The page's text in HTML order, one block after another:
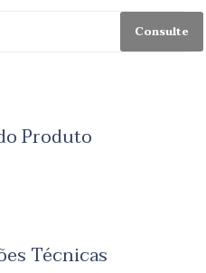
Consulte
Produto
Técnicas